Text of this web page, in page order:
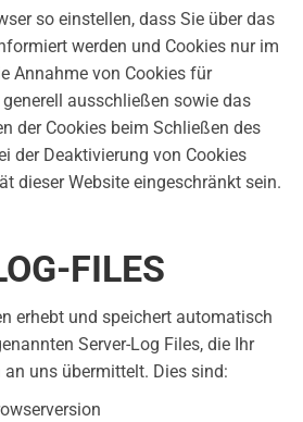
so einstellen, dass Sie über das
werden und Cookies nur im
Annahme von Cookies für
ausschließen sowie das
der Cookies beim Schließen des
der Deaktivierung von Cookies
dieser Website eingeschränkt sein.
FILES
erhebt und speichert automatisch
Server-Log Files, die Ihr
uns übermittelt. Dies sind: